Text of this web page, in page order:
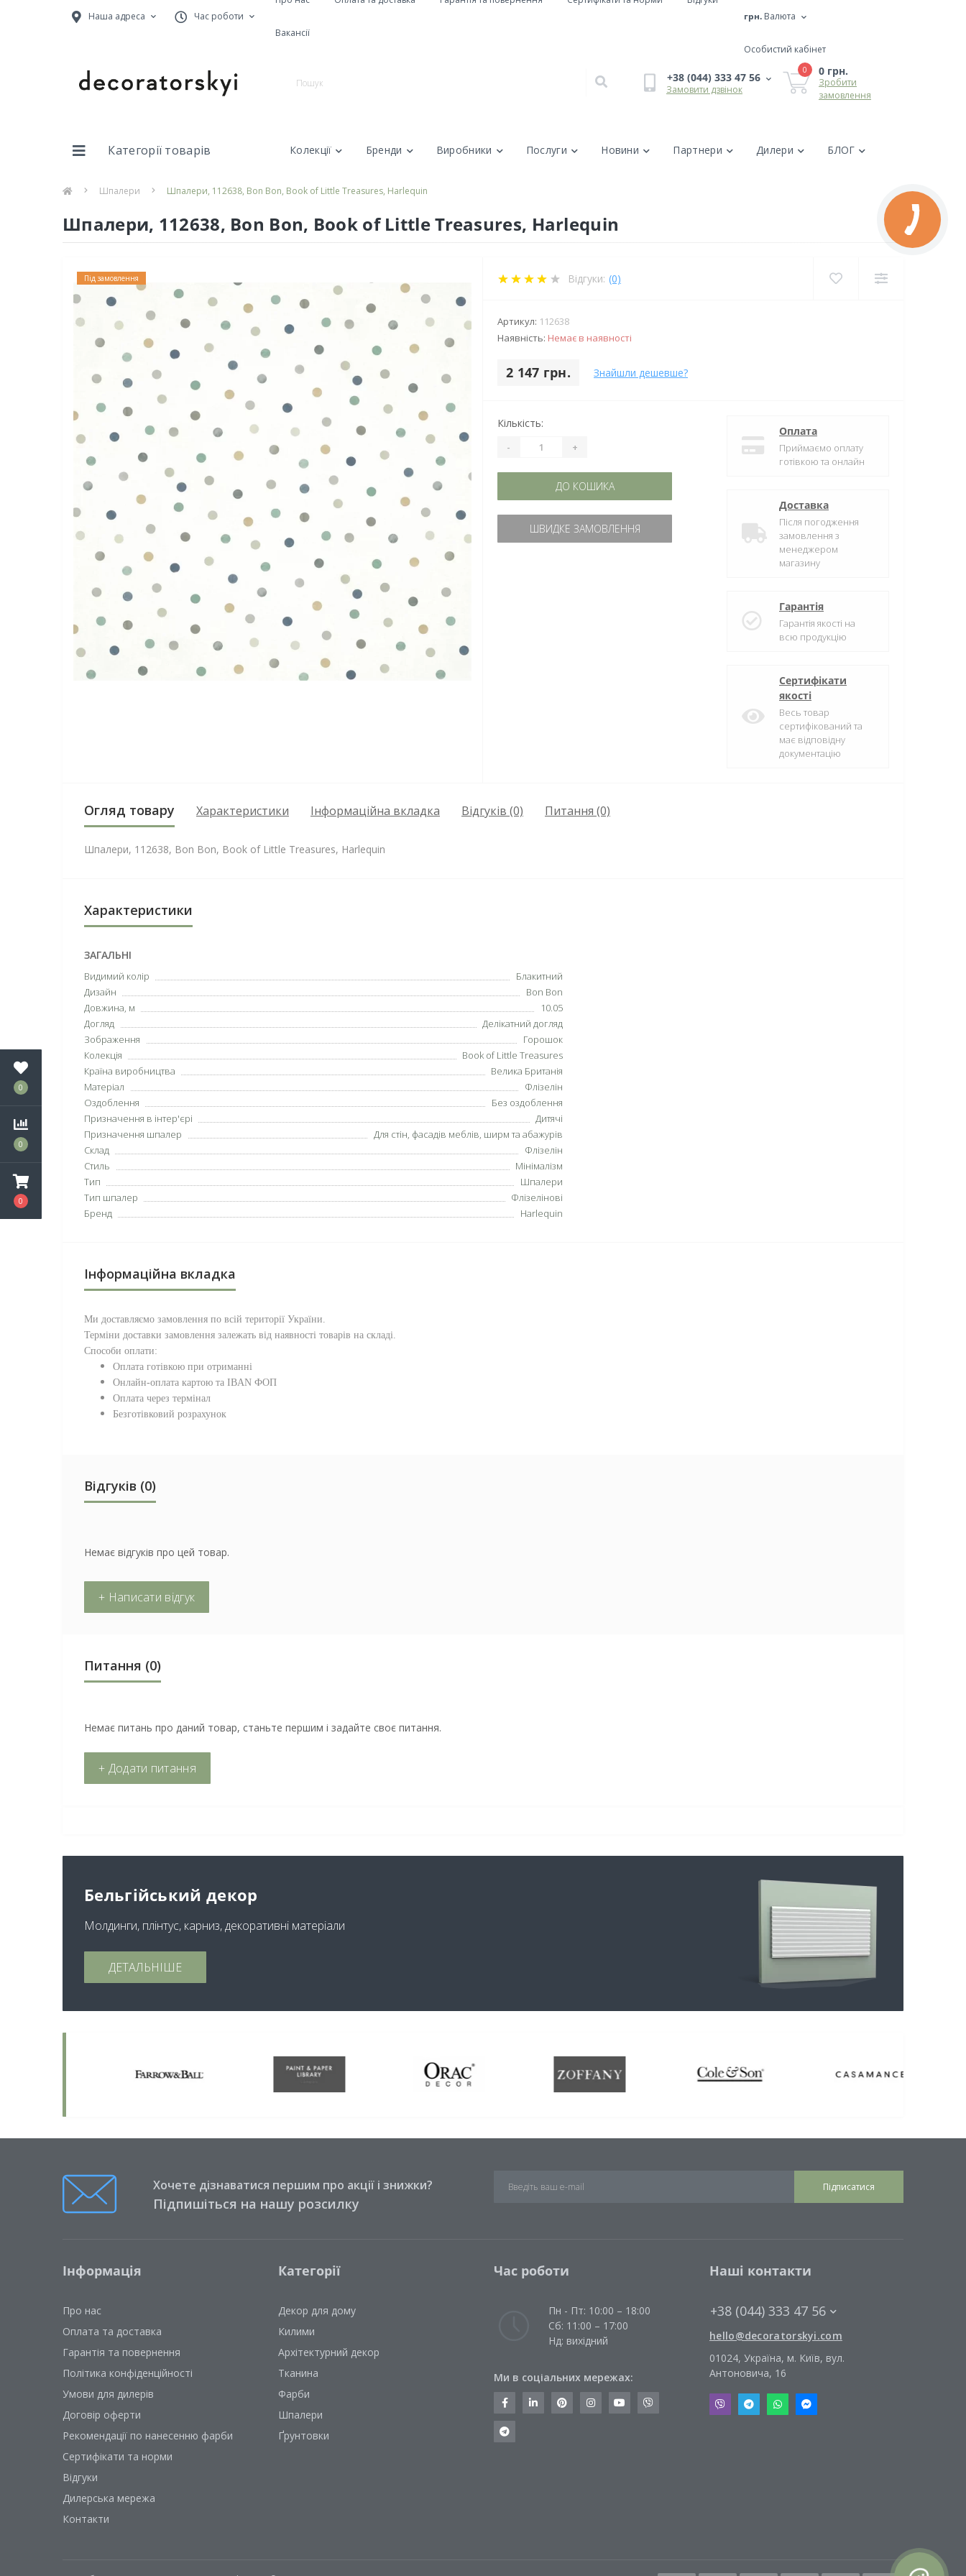
0
0
0
Наша адреса Час роботи
Вакансії
грн. Валюта
Особистий кабінет
+38 (044) 333 47 56
Замовити дзвінок
0 0 грн.
Зробити
замовлення
Категорії товарів Колекції Бренди Виробники Послуги Новини Партнери Дилери БЛОГ
Шпалери Шпалери, 112638, Bon Bon, Book of Little Treasures, Harlequin
Шпалери, 112638, Bon Bon, Book of Little Treasures, Harlequin
Під замовлення Відгуки: (0)
Артикул: 112638
Наявність: Немає в наявності
2 147 грн. Знайшли дешевше?
Кількість:
- +
ДО КОШИКА
ШВИДКЕ ЗАМОВЛЕННЯ
Оплата
Приймаємо оплату
готівкою та онлайн
Доставка
Після погодження
замовлення з
менеджером
магазину
Гарантія
Гарантія якості на
всю продукцію
Сертифікати
якості
Весь товар
сертифікований та
має відповідну
документацію
Огляд товару Характеристики Інформаційна вкладка Відгуків (0) Питання (0)
Шпалери, 112638, Bon Bon, Book of Little Treasures, Harlequin
Характеристики
ЗАГАЛЬНІ
Видимий колір
Блакитний
Дизайн
Bon Bon
Довжина, м
10.05
Догляд
Делікатний догляд
Зображення
Горошок
Колекція
Book of Little Treasures
Країна виробництва
Велика Британія
Матеріал
Флізелін
Оздоблення
Без оздоблення
Призначення в інтер'єрі
Дитячі
Призначення шпалер
Для стін, фасадів меблів, ширм та абажурів
Склад
Флізелін
Стиль
Мінімалізм
Тип
Шпалери
Тип шпалер
Флізелінові
Бренд
Harlequin
Інформаційна вкладка
Ми доставляємо замовлення по всій території України.
Терміни доставки замовлення залежать від наявності товарів на складі.
Способи оплати:
Оплата готівкою при отриманні
Онлайн-оплата картою та IBAN ФОП
Оплата через термінал
Безготівковий розрахунок
Відгуків (0)
Немає відгуків про цей товар.
+ Написати відгук
Питання (0)
Немає питань про даний товар, станьте першим і задайте своє питання.
+ Додати питання
Бельгійський декор
Молдинги, плінтус, карниз, декоративні матеріали
ДЕТАЛЬНІШЕ
Хочете дізнаватися першим про акції і знижки?
Підпишіться на нашу розсилку
Підписатися
Інформація
Про нас
Оплата та доставка
Гарантія та повернення
Політика конфіденційності
Умови для дилерів
Договір оферти
Рекомендації по нанесенню фарби
Сертифікати та норми
Відгуки
Дилерська мережа
Контакти
Категорії
Декор для дому
Килими
Архітектурний декор
Тканина
Фарби
Шпалери
Ґрунтовки
Час роботи
Пн - Пт: 10:00 – 18:00
Сб: 11:00 – 17:00
Нд: вихідний
Ми в соціальних мережах:
Наші контакти
+38 (044) 333 47 56
hello@decoratorskyi.com
01024, Україна, м. Київ, вул.
Антоновича, 16